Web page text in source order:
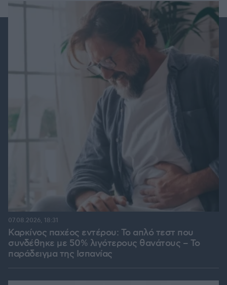
Καρκίνος παχέος εντέρου: Το απλό τεστ που
συνδέθηκε με 50% λιγότερους θανάτους – Το
παράδειγμα της Ισπανίας
07.08.2026, 18:31